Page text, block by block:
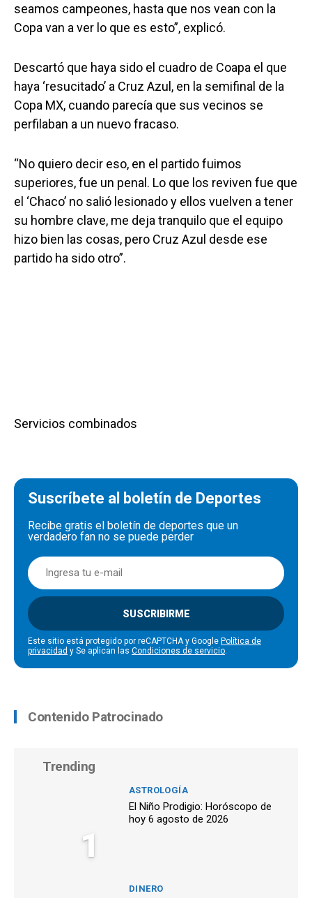
seamos campeones, hasta que nos vean con la
Copa van a ver lo que es esto”, explicó.
Descartó que haya sido el cuadro de Coapa el que
haya ‘resucitado’ a Cruz Azul, en la semifinal de la
Copa MX, cuando parecía que sus vecinos se
perfilaban a un nuevo fracaso.
“No quiero decir eso, en el partido fuimos
superiores, fue un penal. Lo que los reviven fue que
el ‘Chaco’ no salió lesionado y ellos vuelven a tener
su hombre clave, me deja tranquilo que el equipo
hizo bien las cosas, pero Cruz Azul desde ese
partido ha sido otro”.
Servicios combinados
Suscríbete al boletín de Deportes
Recibe gratis el boletín de deportes que un
verdadero fan no se puede perder
SUSCRIBIRME
Este sitio está protegido por reCAPTCHA y Google Política de
privacidad y Se aplican las Condiciones de servicio.
Contenido Patrocinado
Trending
1
ASTROLOGÍA
El Niño Prodigio: Horóscopo de
hoy 6 agosto de 2026
DINERO